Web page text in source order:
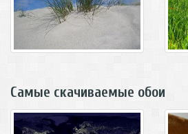
Самые скачиваемые обои